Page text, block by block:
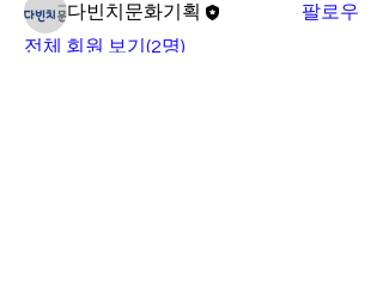
다빈치문화기획
팔로우
전체 회원 보기(2명)